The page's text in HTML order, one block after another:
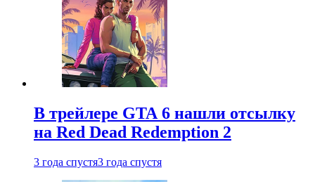
В трейлере GTA 6 нашли отсылку
на Red Dead Redemption 2
3 года спустя3 года спустя